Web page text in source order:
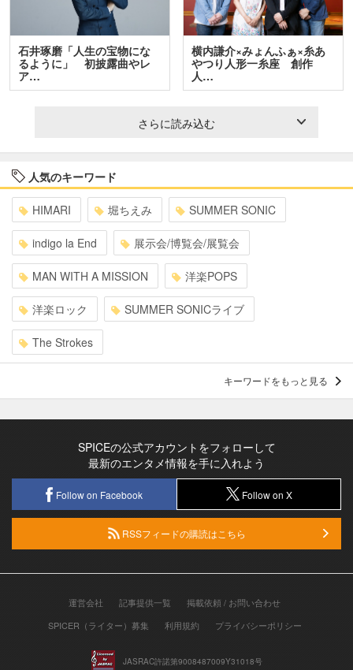
石井琢磨「人生の宝物にな
るように」 初披露曲やレ
ア…
横内謙介×みょんふぁ×糸あ
やつり人形一糸座 創作
人…
さらに読み込む
人気のキーワード
HIMARI 堀ちえみ SUMMER SONIC
indigo la End 展示会/博覧会/展覧会
MAN WITH A MISSION 洋楽POPS
洋楽ロック SUMMER SONICライブ
The Strokes
キーワードをもっと見る
SPICEの公式アカウントをフォローして
最新のエンタメ情報を手に入れよう
Follow on Facebook Follow on X
RSSフィードの購読はこちら
運営会社 記事提供一覧
掲載依頼 / お問い合わせ
SPICER（ライター）募集
利用規約 プライバシーポリシー
JASRAC許諾第9008487009Y31018号